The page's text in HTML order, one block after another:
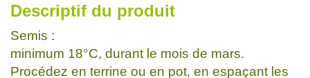
Descriptif du produit
Semis :
minimum 18°C, durant le mois de mars.
Procédez en terrine ou en pot, en espaçant les